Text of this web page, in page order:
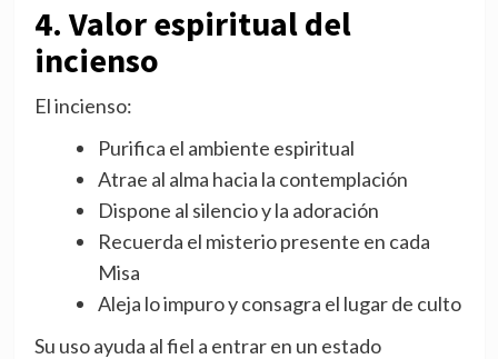
4. Valor espiritual del
incienso
El incienso:
Purifica el ambiente espiritual
Atrae al alma hacia la contemplación
Dispone al silencio y la adoración
Recuerda el misterio presente en cada
Misa
Aleja lo impuro y consagra el lugar de culto
Su uso ayuda al fiel a entrar en un estado